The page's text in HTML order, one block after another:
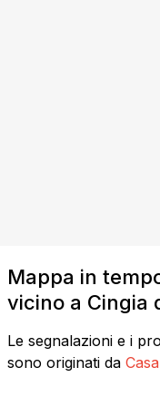
Mappa in
vicino a Cingia
Le segnalazioni e i
sono originati da